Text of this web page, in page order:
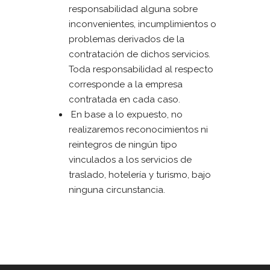
responsabilidad alguna sobre
inconvenientes, incumplimientos o
problemas derivados de la
contratación de dichos servicios.
Toda responsabilidad al respecto
corresponde a la empresa
contratada en cada caso.
En base a lo expuesto, no
realizaremos reconocimientos ni
reintegros de ningún tipo
vinculados a los servicios de
traslado, hotelería y turismo, bajo
ninguna circunstancia.